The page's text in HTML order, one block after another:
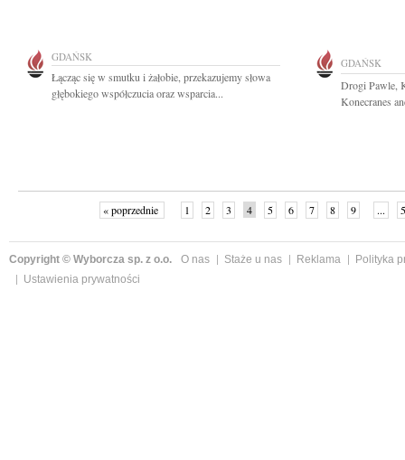
GDAŃSK
Łącząc się w smutku i żałobie, przekazujemy słowa
głębokiego współczucia oraz wsparcia...
GDAŃSK
Drogi Pawle,
Konecranes
« poprzednie 1 2 3 4 5 6 7 8 9 ...
Copyright © Wyborcza sp. z o.o. O nas Staże u nas Reklama
Polityka
Ustawienia prywatności